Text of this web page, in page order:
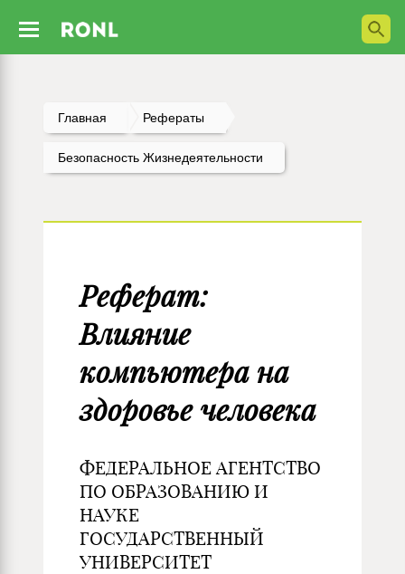
Главная Рефераты
Безопасность Жизнедеятельности
Реферат:
Влияние
компьютера на
здоровье человека
ФЕДЕРАЛЬНОЕ АГЕНТСТВО
ПО ОБРАЗОВАНИЮ И
НАУКЕ
ГОСУДАРСТВЕННЫЙ
УНИВЕРСИТЕТ